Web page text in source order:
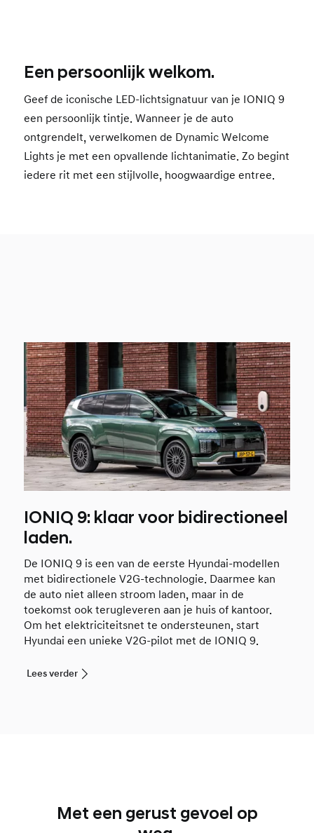
Een persoonlijk welkom.
Geef de iconische LED-lichtsignatuur van je IONIQ 9
een persoonlijk tintje. Wanneer je de auto
ontgrendelt, verwelkomen de Dynamic Welcome
Lights je met een opvallende lichtanimatie. Zo begint
iedere rit met een stijlvolle, hoogwaardige entree.
IONIQ 9: klaar voor bidirectioneel
laden.
De IONIQ 9 is een van de eerste Hyundai-modellen
met bidirectionele V2G-technologie. Daarmee kan
de auto niet alleen stroom laden, maar in de
toekomst ook terugleveren aan je huis of kantoor.
Om het elektriciteitsnet te ondersteunen, start
Hyundai een unieke V2G-pilot met de IONIQ 9.
Lees verder
Met een gerust gevoel op